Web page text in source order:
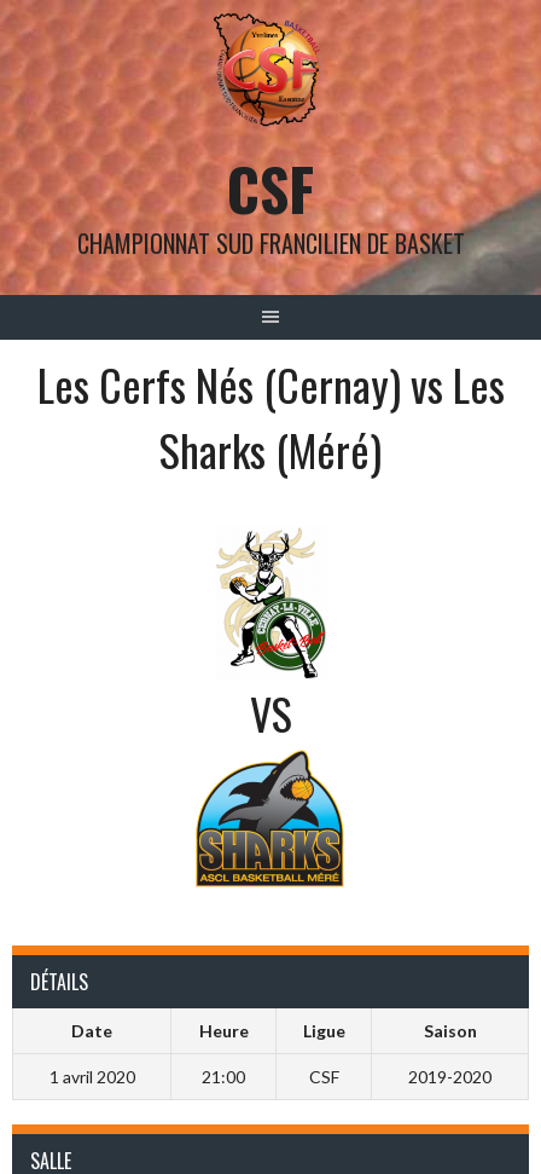
Aller
au
CSF
CHAMPIONNAT SUD FRANCILIEN DE BASKET
Les Cerfs Nés (Cernay) vs Les
Sharks (Méré)
VS
DÉTAILS
Date Heure Ligue Saison
1 avril 2020 21:00 CSF 2019-2020
SALLE